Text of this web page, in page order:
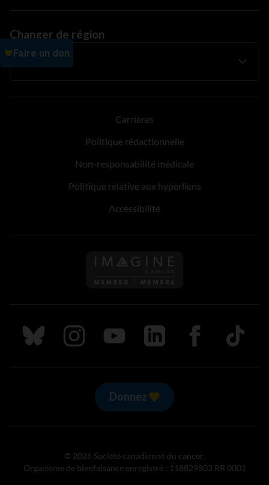
Changer de région
Carrières
Politique rédactionnelle
Non-responsabilité médicale
Politique relative aux hyperliens
Accessibilité
Suivez nous sur Bluesky
Suivez nous sur Instagram
Suivez nous sur Youtube
Suivez nous sur LinkedIn
Suivez nous sur
TikTok
Donnez
© 2026 Société canadienne du cancer.
Organisme de bienfaisance enregistré : 118829803 RR 0001